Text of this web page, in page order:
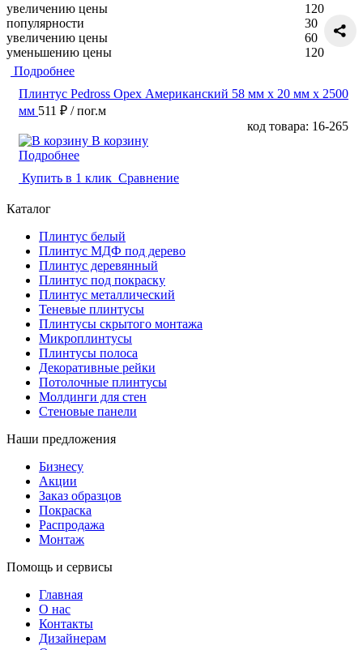
увеличению цены
популярности
увеличению цены
уменьшению цены
120
30
60
120
Подробнее
Плинтус Pedross Орех Американский 58 мм х 20 мм х 2500
мм 511 ₽ / пог.м
код товара: 16-265
В корзину
Подробнее
Купить в 1 клик Сравнение
Каталог
Плинтус белый
Плинтус МДФ под дерево
Плинтус деревянный
Плинтус под покраску
Плинтус металлический
Теневые плинтусы
Плинтусы скрытого монтажа
Микроплинтусы
Плинтусы полоса
Декоративные рейки
Потолочные плинтусы
Молдинги для стен
Стеновые панели
Наши предложения
Бизнесу
Акции
Заказ образцов
Покраска
Распродажа
Монтаж
Помощь и сервисы
Главная
О нас
Контакты
Дизайнерам